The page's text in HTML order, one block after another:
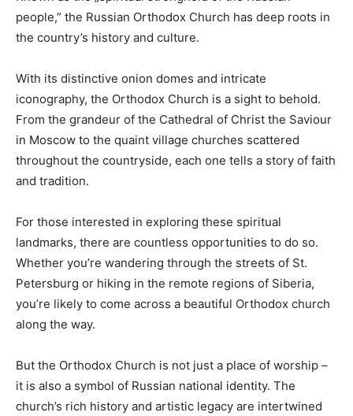
⁣people,”‍ the Russian ‌Orthodox Church has deep roots in⁣
the country’s history and culture.
With its distinctive onion domes and ⁢intricate ​
iconography, the Orthodox Church is ⁣a⁤ sight to behold.
From ‌the grandeur of the⁢ Cathedral‍ of Christ the Saviour
in Moscow to the quaint village ‍churches scattered
throughout⁣ the countryside, each one tells a story of faith
⁢and‌ tradition.
For those interested in exploring these spiritual
landmarks, there are countless opportunities to do so.​
Whether ⁤you’re ​wandering through ‌the streets ​of⁢ St.‍
Petersburg ‌or hiking in the remote​ regions⁣ of Siberia,
‍you’re likely to​ come across a beautiful‍ Orthodox church
⁢along‍ the way.
But the Orthodox Church is not just a place of worship‌ –
it ⁣is also ⁢a symbol ​of Russian ⁢national identity. The
church’s rich history and artistic legacy are intertwined